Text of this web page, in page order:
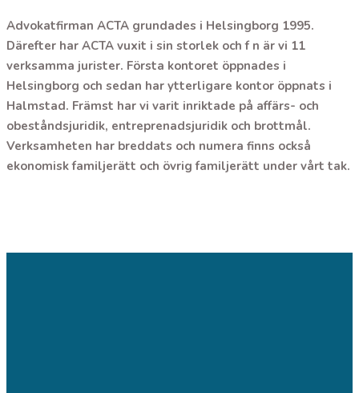
Advokatfirman ACTA grundades i Helsingborg 1995.
Därefter har ACTA vuxit i sin storlek och f n är vi 11
verksamma jurister. Första kontoret öppnades i
Helsingborg och sedan har ytterligare kontor öppnats i
Halmstad. Främst har vi varit inriktade på affärs- och
obeståndsjuridik, entreprenadsjuridik och brottmål.
Verksamheten har breddats och numera finns också
ekonomisk familjerätt och övrig familjerätt under vårt tak.